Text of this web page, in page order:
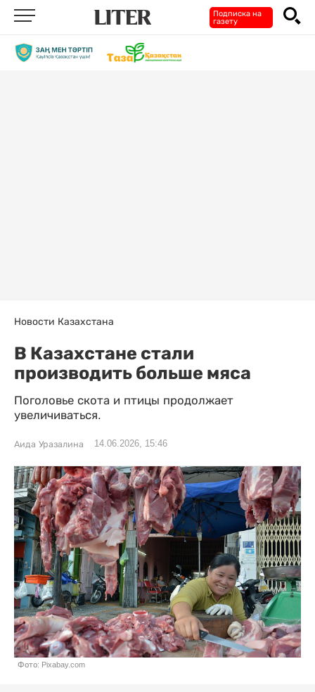
Подписка на
газету
Новости Казахстана
В Казахстане стали
производить больше мяса
Поголовье скота и птицы продолжает
увеличиваться.
Аида Уразалина 14.06.2026, 15:46
Фото: Pixabay.com